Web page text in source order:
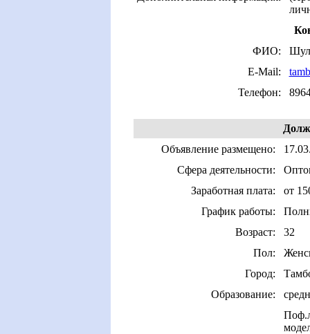
ФИО:
E-Mail:
Телефон:
Объявление размещено:
Сфера деятельности:
Заработная плата:
от
График работы:
Возраст:
32
Пол:
Город:
Образование: